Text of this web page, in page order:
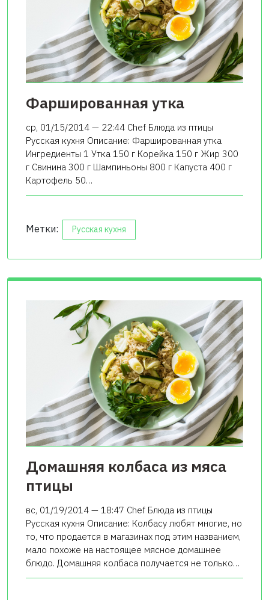
Фаршированная утка
ср, 01/15/2014 — 22:44 Chef Блюда из птицы
Русская кухня Описание: Фаршированная утка
Ингредиенты 1 Утка 150 г Корейка 150 г Жир 300
г Свинина 300 г Шампиньоны 800 г Капуста 400 г
Картофель 50…
Метки: Русская кухня
Домашняя колбаса из мяса
птицы
вс, 01/19/2014 — 18:47 Chef Блюда из птицы
Русская кухня Описание: Колбасу любят многие, но
то, что продается в магазинах под этим названием,
мало похоже на настоящее мясное домашнее
блюдо. Домашняя колбаса получается не только…